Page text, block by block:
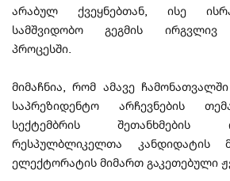
არაბულ ქვეყნებთან, ისე
სამშვიდობო გეგმის ირგვლივ
პროცესში.
მიმაჩნია, რომ ამავე
საპრეზიდენტო არჩევნების
სექტემბრის
რესპულბლიკელთა კანდიდატის
ელექტორატის მიმართ გაკეთებული